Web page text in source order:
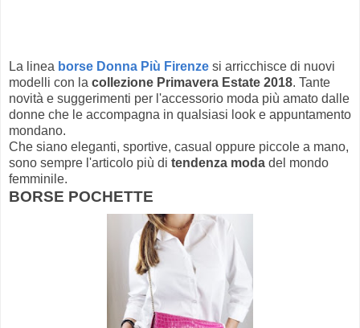
La linea borse Donna Più Firenze si arricchisce di nuovi
modelli con la collezione Primavera Estate 2018. Tante
novità e suggerimenti per l'accessorio moda più amato dalle
donne che le accompagna in qualsiasi look e appuntamento
mondano.
Che siano eleganti, sportive, casual oppure piccole a mano,
sono sempre l'articolo più di tendenza moda del mondo
femminile.
BORSE POCHETTE